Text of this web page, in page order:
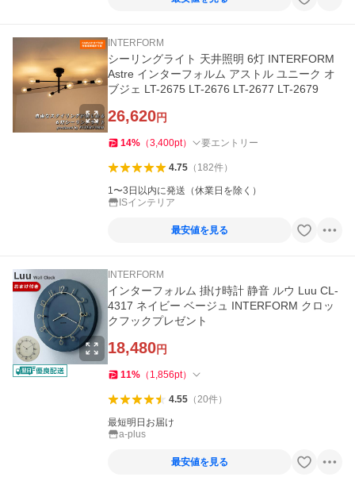
INTERFORM
シーリングライト 天井照明 6灯 INTERFORM
Astre インターフォルム アストル ユニーク オ
ブジェ LT-2675 LT-2676 LT-2677 LT-2679
26,620円
14% （3,400pt） 要エントリー
4.75（ 182件）
1〜3日以内に発送（休業日を除く）
ISインテリア
最安値を見る
INTERFORM
インターフォルム 掛け時計 静音 ルウ Luu CL-
4317 ネイビー ベージュ INTERFORM クロッ
クフックプレゼント
18,480円
11% （ 1,856pt）
4.55（20件）
最短明日お届け
a-plus
最安値を見る